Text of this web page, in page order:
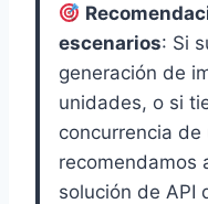
escenarios: Si
generación de
unidades, o si
concurrencia de
recomendamos
solución de API